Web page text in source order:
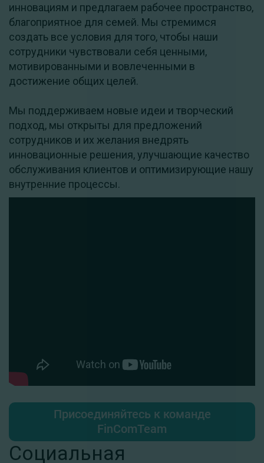
инновациям и предлагаем рабочее пространство,
благоприятное для семей. Мы стремимся
создать все условия для того, чтобы наши
сотрудники чувствовали себя ценными,
мотивированными и вовлеченными в
достижение общих целей.
Мы поддерживаем новые идеи и творческий
подход, мы открыты для предложений
сотрудников и их желания внедрять
инновационные решения, улучшающие качество
обслуживания клиентов и оптимизирующие нашу
внутренние процессы.
Присоединяйтесь к команде
FinComTeam
Социальная